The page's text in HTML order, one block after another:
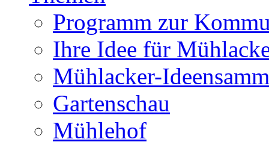
Programm zur
Ihre Idee für
Mühlacker-
Gartenschau
Mühlehof